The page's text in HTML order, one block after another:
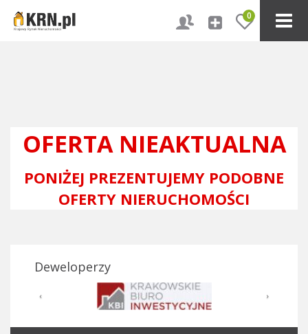
0
OFERTA NIEAKTUALNA
PONIŻEJ PREZENTUJEMY PODOBNE
OFERTY NIERUCHOMOŚCI
Deweloperzy